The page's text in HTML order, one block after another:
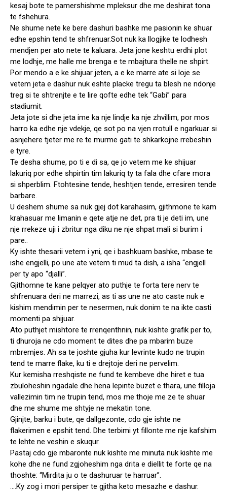
kesaj bote te pamershishme mpleksur dhe me deshirat tona
te fshehura.
Ne shume nete ke bere dashuri bashke me pasionin ke shuar
edhe epshin tend te shfrenuar.Sot nuk ka llogjike te lodhesh
mendjen per ato nete te kaluara. Jeta jone keshtu erdhi plot
me lodhje, me halle me brenga e te mbajtura thelle ne shpirt.
Por mendo a e ke shijuar jeten, a e ke marre ate si loje se
vetem jeta e dashur nuk eshte placke tregu ta blesh ne ndonje
treg si te shtrenjte e te lire qofte edhe tek “Gabi” para
stadiumit.
Jeta jote si dhe jeta ime ka nje lindje ka nje zhvillim, por mos
harro ka edhe nje vdekje, qe sot po na vjen rrotull e ngarkuar si
asnjehere tjeter me re te murme gati te shkarkojne rrebeshin
e tyre.
Te desha shume, po ti e di sa, qe jo vetem me ke shijuar
lakuriq por edhe shpirtin tim lakuriq ty ta fala dhe cfare mora
si shperblim. Ftohtesine tende, heshtjen tende, erresiren tende
barbare.
U deshem shume sa nuk gjej dot karahasim, gjithmone te kam
krahasuar me limanin e qete atje ne det, pra ti je deti im, une
nje rrekeze uji i zbritur nga diku ne nje shpat mali si burim i
pare..
Ky ishte thesarii vetem i yni, qe i bashkuam bashke, mbase te
ishe engjelli, po une ate vetem ti mud ta dish, a isha “engjell
per ty apo “djalli”.
Gjithomne te kane pelqyer ato puthje te forta tere nerv te
shfrenuara deri ne marrezi, as ti as une ne ato caste nuk e
kishim mendimin per te nesermen, nuk donim te na ikte casti
momenti pa shijuar.
Ato puthjet mishtore te rrenqenthnin, nuk kishte grafik per to,
ti dhuroja ne cdo moment te dites dhe pa mbarim buze
mbremjes. Ah sa te joshte gjuha kur levrinte kudo ne trupin
tend te marre flake, ku ti e drejtoje deri ne pervelim.
Kur kemisha rreshqiste ne fund te kembeve dhe hiret e tua
zbuloheshin ngadale dhe hena lepinte buzet e thara, une filloja
vallezimin tim ne trupin tend, mos me thoje me ze te shuar
dhe me shume me shtyje ne mekatin tone.
Gjinjte, barku i bute, qe dallgezonte, cdo gje ishte ne
flakerimen e epshit tend. Dhe terbimi yt fillonte me nje kafshim
te lehte ne veshin e skuqur.
Pastaj cdo gje mbaronte nuk kishte me minuta nuk kishte me
kohe dhe ne fund zgjoheshim nga drita e diellit te forte qe na
thoshte: “Mirdita ju o te dashuruar te harruar”.
….Ky zog i mori persiper te gjitha keto mesazhe e dashur.